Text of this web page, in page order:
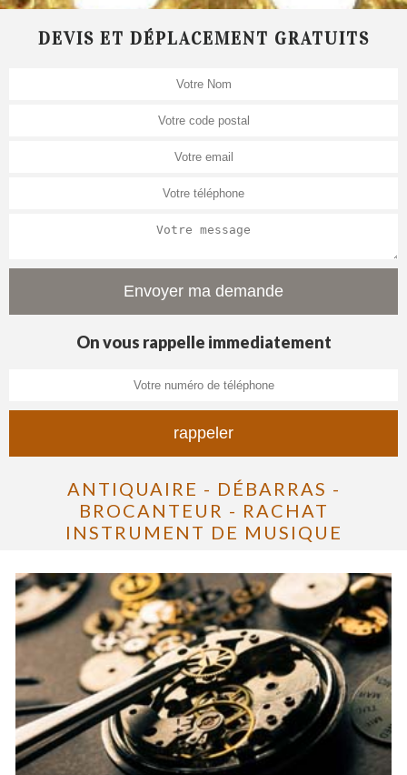
DEVIS ET DÉPLACEMENT GRATUITS
On vous rappelle immediatement
ANTIQUAIRE - DÉBARRAS -
BROCANTEUR - RACHAT
INSTRUMENT DE MUSIQUE